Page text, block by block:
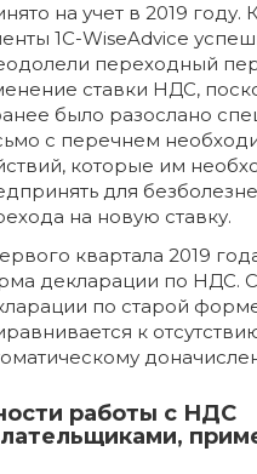
на учет в 2019 году.
1С-WiseAdvice
переходный
ставки НДС,
было разослано
с перечнем
которые им
для
на новую ставку.
квартала 2019
декларации по НДС.
по старой
к
работы с НДС